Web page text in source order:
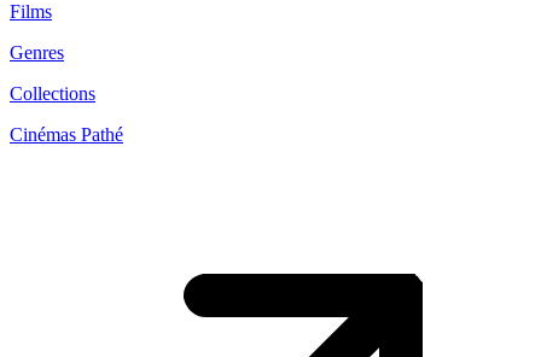
Films
Genres
Collections
Cinémas Pathé